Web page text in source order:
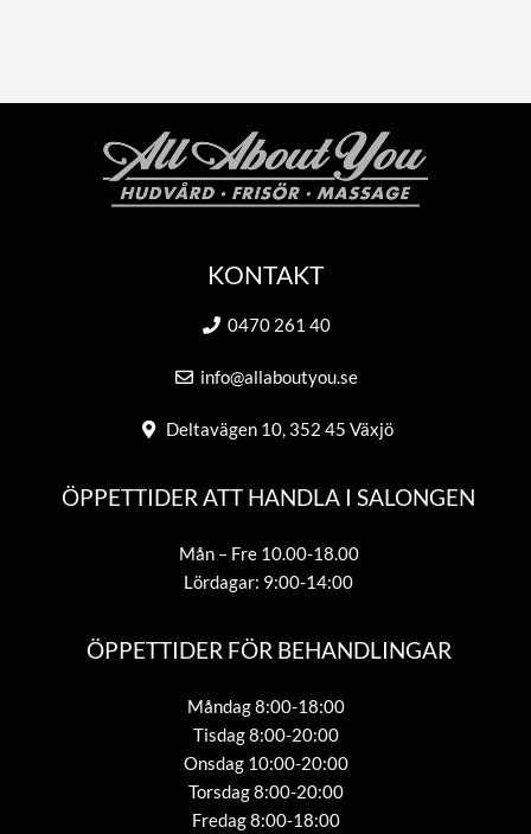
KONTAKT
0470 261 40
info@allaboutyou.se
Deltavägen 10, 352 45 Växjö
ÖPPETTIDER ATT HANDLA I SALONGEN
Mån – Fre 10.00-18.00
Lördagar: 9:00-14:00
ÖPPETTIDER FÖR BEHANDLINGAR
Måndag 8:00-18:00
Tisdag 8:00-20:00
Onsdag 10:00-20:00
Torsdag 8:00-20:00
Fredag 8:00-18:00